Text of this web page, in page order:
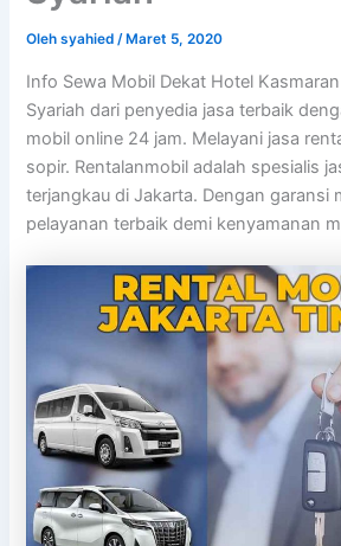
Olehsyahied/ Maret 5, 2020
Info Sewa Mobil Dekat Hotel
Syariah dari penyedia jasa terbaik
mobil online 24 jam. Melayani jasa
sopir. Rentalanmobil adalah spesialis
terjangkau di Jakarta. Dengan garansi
pelayanan terbaik demi kenyamanan